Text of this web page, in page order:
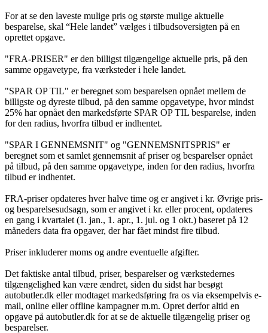
For at se den laveste mulige pris og største mulige aktuelle
besparelse, skal “Hele landet” vælges i tilbudsoversigten på en
oprettet opgave.
"FRA-PRISER" er den billigst tilgængelige aktuelle pris, på den
samme opgavetype, fra værksteder i hele landet.
"SPAR OP TIL" er beregnet som besparelsen opnået mellem de
billigste og dyreste tilbud, på den samme opgavetype, hvor mindst
25% har opnået den markedsførte SPAR OP TIL besparelse, inden
for den radius, hvorfra tilbud er indhentet.
"SPAR I GENNEMSNIT" og "GENNEMSNITSPRIS" er
beregnet som et samlet gennemsnit af priser og besparelser opnået
på tilbud, på den samme opgavetype, inden for den radius, hvorfra
tilbud er indhentet.
FRA-priser opdateres hver halve time og er angivet i kr. Øvrige pris-
og besparelsesudsagn, som er angivet i kr. eller procent, opdateres
en gang i kvartalet (1. jan., 1. apr., 1. jul. og 1 okt.) baseret på 12
måneders data fra opgaver, der har fået mindst fire tilbud.
Priser inkluderer moms og andre eventuelle afgifter.
Det faktiske antal tilbud, priser, besparelser og værkstedernes
tilgængelighed kan være ændret, siden du sidst har besøgt
autobutler.dk eller modtaget markedsføring fra os via eksempelvis e-
mail, online eller offline kampagner m.m. Opret derfor altid en
opgave på autobutler.dk for at se de aktuelle tilgængelig priser og
besparelser.